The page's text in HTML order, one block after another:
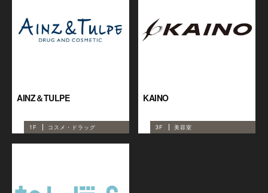
1F コスメ・ドラッグ
AINZ＆TULPE
3F 美容室
KAINO